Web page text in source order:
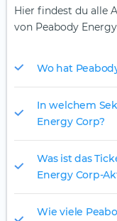
Hier findest du alle
von Peabody
Wo hat
In welchem
Energy Corp?
Was ist das
Energy Corp-
Wie viele